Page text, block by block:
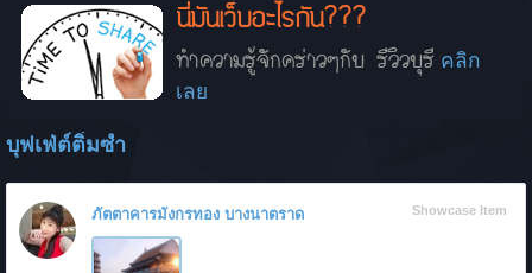
นี่มันเว็บอะไรกัน???
ทำความรู้จักคร่าวๆกับ รีวิวบุรี คลิก
เลย
บุฟเฟ่ต์ติ่มซำ
Showcase Item
ภัตตาคารมังกรทอง บางนาตราด